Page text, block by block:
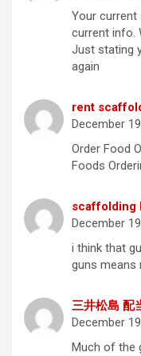
Your
current info.
Just stating
again
rent
December
Order Food
Foods
scaffolding
December
i think that
guns
三井松島 配
December
Much of the